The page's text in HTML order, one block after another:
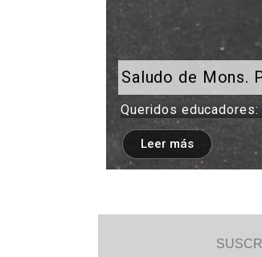
Saludo de Mons.
Leer más
Queridos